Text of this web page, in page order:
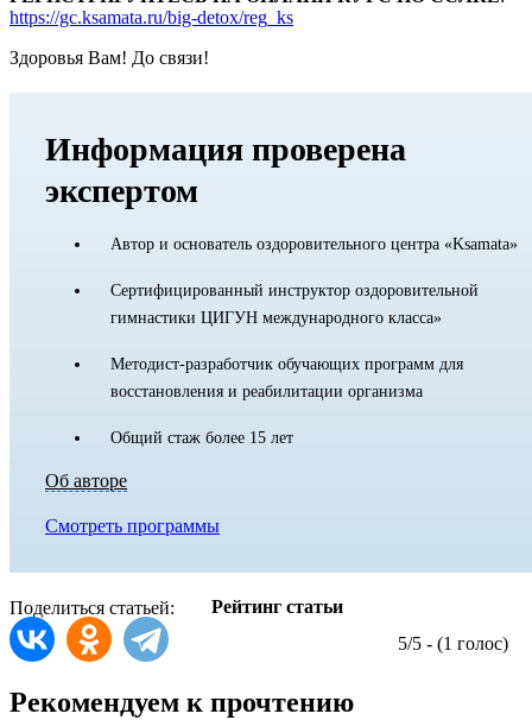
https://gc.ksamata.ru/big-detox/reg_ks
Здоровья Вам! До связи!
Информация проверена
экспертом
Автор и основатель оздоровительного центра «Ksamata»
Сертифицированный инструктор оздоровительной
гимнастики ЦИГУН международного класса»
Методист-разработчик обучающих программ для
восстановления и реабилитации организма
Общий стаж более 15 лет
Об авторе
Смотреть программы
Поделиться статьей:
Рейтинг статьи
5/5 - (1 голос)
Рекомендуем к прочтению